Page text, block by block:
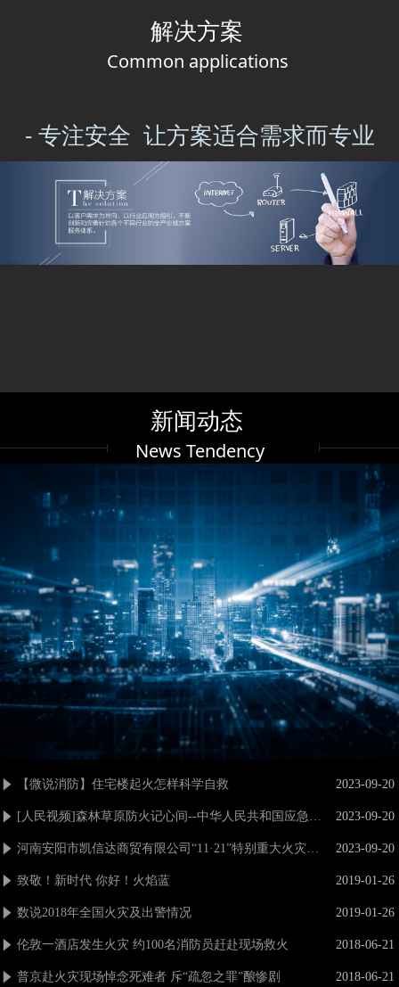
解决方案
Common applications
- 专注安全 让方案适合需求而专业
新闻动态
News Tendency
2023-09-20
념 【微说消防】住宅楼起火怎样科学自救
2023-09-20
념 [人民视频]森林草原防火记心间--中华人民共和国应急管理部
2023-09-20
념 河南安阳市凯信达商贸有限公司“11·21”特别重大火灾事故调查报告公布--中华人民共和国应急管理部
2019-01-26
념 致敬！新时代 你好！火焰蓝
2019-01-26
념 数说2018年全国火灾及出警情况
2018-06-21
념 伦敦一酒店发生火灾 约100名消防员赶赴现场救火
2018-06-21
념 普京赴火灾现场悼念死难者 斥“疏忽之罪”酿惨剧